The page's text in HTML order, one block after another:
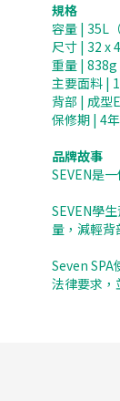
規格
容量 | 35L
尺寸 | 32 x
重量 | 838g
主要面料 |
背部 | 成型
保修期 | 4年
品牌故事
SEVEN是
SEVEN學
量，減輕背
Seven
法律要求，